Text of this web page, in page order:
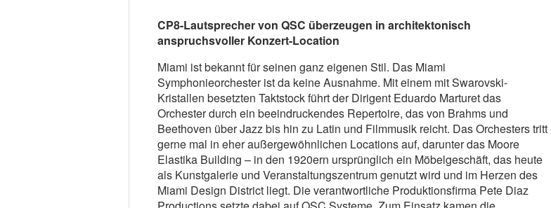
CP8-Lautsprecher von QSC überzeugen in architektonisch
anspruchsvoller Konzert-Location
Miami ist bekannt für seinen ganz eigenen Stil. Das Miami
Symphonieorchester ist da keine Ausnahme. Mit einem mit Swarovski-
Kristallen besetzten Taktstock führt der Dirigent Eduardo Marturet das
Orchester durch ein beeindruckendes Repertoire, das von Brahms und
Beethoven über Jazz bis hin zu Latin und Filmmusik reicht. Das Orchesters tritt
gerne mal in eher außergewöhnlichen Locations auf, darunter das Moore
Elastika Building – in den 1920ern ursprünglich ein Möbelgeschäft, das heute
als Kunstgalerie und Veranstaltungszentrum genutzt wird und im Herzen des
Miami Design District liegt. Die verantwortliche Produktionsfirma Pete Diaz